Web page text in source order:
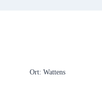
Ort: Wattens